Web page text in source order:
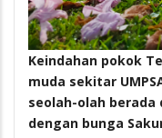
Keindahan pokok
muda sekitar
seolah-olah berada
dengan bunga